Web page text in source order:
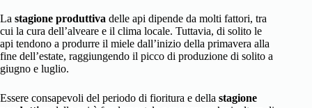
La stagione produttiva delle api dipende da molti fattori, tra
cui la cura dell’alveare e il clima locale. Tuttavia, di solito le
api tendono a produrre il miele dall’inizio della primavera alla
fine dell’estate, raggiungendo il picco di produzione di solito a
giugno e luglio.
Essere consapevoli del periodo di fioritura e della stagione